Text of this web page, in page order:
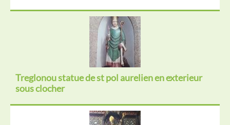
Treglonou statue de st pol aurelien en exterieur
sous clocher